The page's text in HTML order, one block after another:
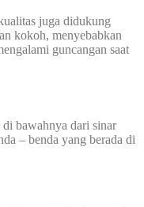
juga didukung
kokoh, menyebabkan
guncangan saat
bawahnya dari sinar
– benda yang berada di